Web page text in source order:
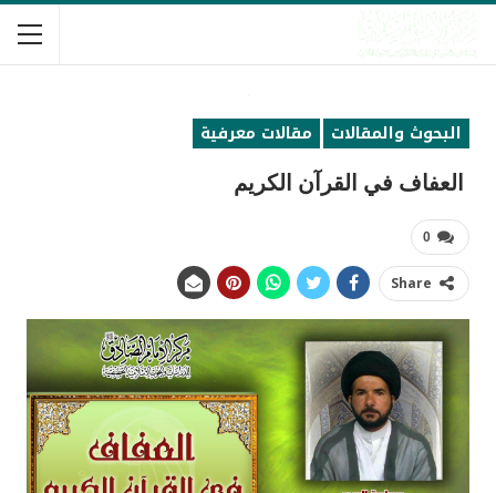
البحوث والمقالات مقالات معرفية
‏ العفاف في القرآن الكريم
0
Share